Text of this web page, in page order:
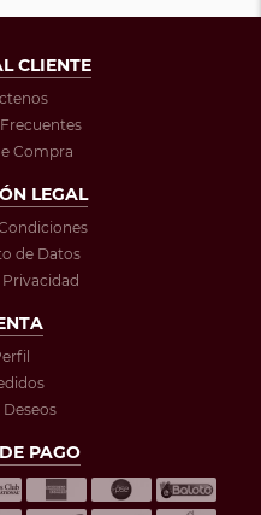
CLIENTE
Compra
LEGAL
de Datos
Deseos
PAGO